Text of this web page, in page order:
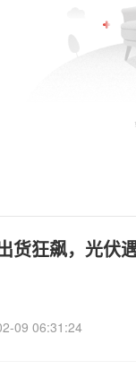
货狂飙，光伏
09 06:31:24